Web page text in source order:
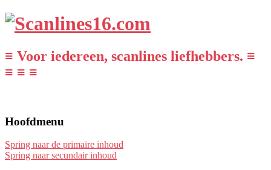
≡ Voor iedereen, scanlines liefhebbers. ≡
≡ ≡ ≡
Hoofdmenu
Spring naar de primaire inhoud
Spring naar secundair inhoud